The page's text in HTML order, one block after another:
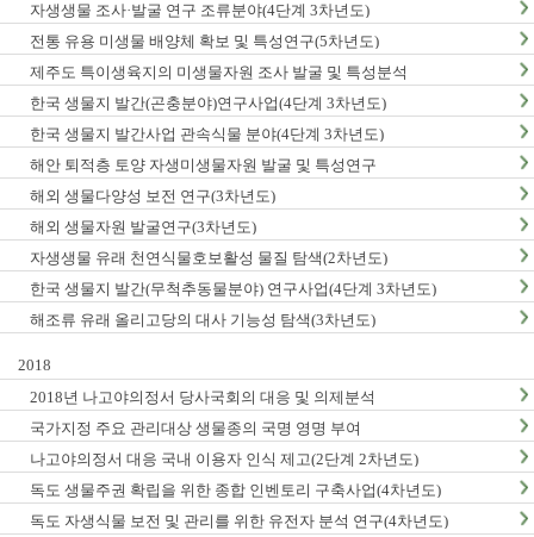
자생생물 조사·발굴 연구 조류분야(4단계 3차년도)
전통 유용 미생물 배양체 확보 및 특성연구(5차년도)
제주도 특이생육지의 미생물자원 조사 발굴 및 특성분석
한국 생물지 발간(곤충분야)연구사업(4단계 3차년도)
한국 생물지 발간사업 관속식물 분야(4단계 3차년도)
해안 퇴적층 토양 자생미생물자원 발굴 및 특성연구
해외 생물다양성 보전 연구(3차년도)
해외 생물자원 발굴연구(3차년도)
자생생물 유래 천연식물호보활성 물질 탐색(2차년도)
한국 생물지 발간(무척추동물분야) 연구사업(4단계 3차년도)
해조류 유래 올리고당의 대사 기능성 탐색(3차년도)
2018
2018년 나고야의정서 당사국회의 대응 및 의제분석
국가지정 주요 관리대상 생물종의 국명 영명 부여
나고야의정서 대응 국내 이용자 인식 제고(2단계 2차년도)
독도 생물주권 확립을 위한 종합 인벤토리 구축사업(4차년도)
독도 자생식물 보전 및 관리를 위한 유전자 분석 연구(4차년도)